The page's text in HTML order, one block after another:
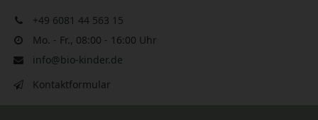
+49 6081 44 563 15
Mo. - Fr., 08:00 - 16:00 Uhr
info@bio-kinder.de
Kontaktformular